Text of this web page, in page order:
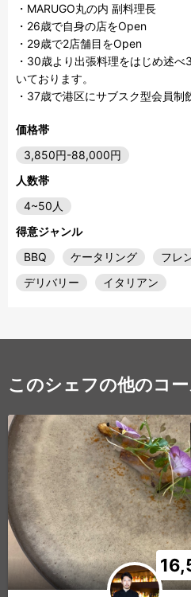
・MARUGO丸の内 副料理長
・26歳で自身の店をOpen
・29歳で2店舗目をOpen
・30歳より出張料理をはじめ述
いております。
・37歳で港区にサブスク型会員制
価格帯
3,850円-88,000円
人数帯
4~50人
得意ジャンル
BBQ
ケータリング フレ
デリバリー
イタリアン
このシェフの他のコー